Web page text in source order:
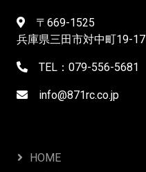
〒669-1525
兵庫県三田市対中町19-17
TEL：079-556-5681
info@871rc.co.jp
HOME